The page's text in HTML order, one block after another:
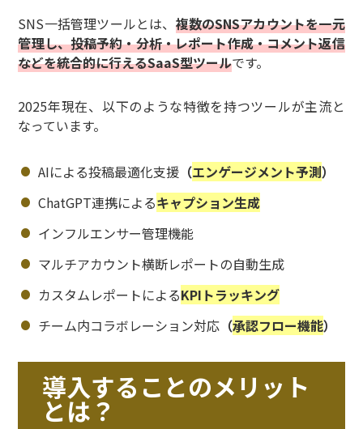
SNS一括管理ツールとは、 複数のSNSアカウントを一元
管理し、投稿予約・分析・レポート作成・コメント返信
などを統合的に行えるSaaS型ツールです。
2025年現在、以下のような特徴を持つツールが主流と
なっています。
AIによる投稿最適化支援 （エンゲージメント予測）
ChatGPT連携によるキャプション生成
インフルエンサー管理機能
マルチアカウント横断レポートの自動生成
カスタムレポートによるKPIトラッキング
チーム内コラボレーション対応 （承認フロー機能）
導入することのメリット
とは？